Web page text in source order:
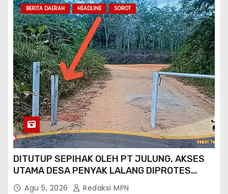
BERITA DAERAH HEADLINE SOROT
DITUTUP SEPIHAK OLEH PT JULUNG, AKSES
UTAMA DESA PENYAK LALANG DIPROTES
KADES DAN GPN 08
Agu 5, 2026 Redaksi MPN